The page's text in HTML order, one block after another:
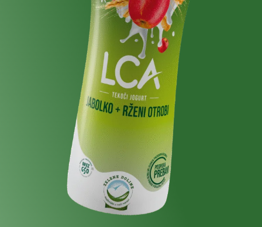
Brez
dodanega
sladkorja
Za
otroke